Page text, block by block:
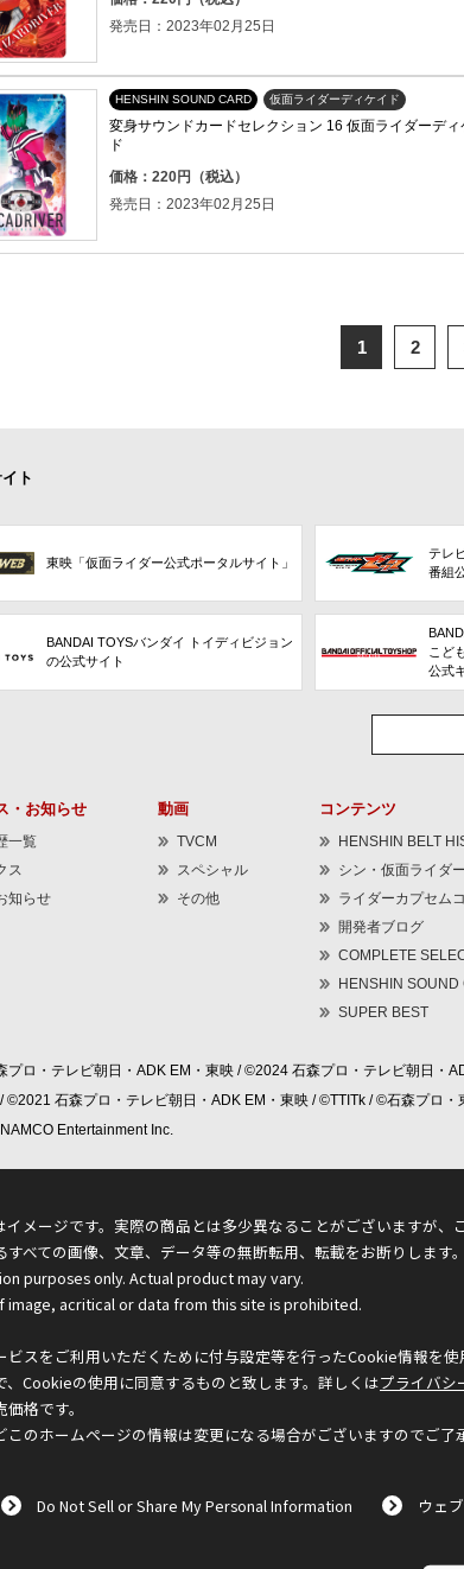
発売日：2023年02月25日
HENSHIN SOUND CARD 仮面ライダーディケイド
変身サウンドカードセレクション 16 仮面ライダーディ
ド
価格：220円（税込）
発売日：2023年02月25日
1 2
ト
東映「仮面ライダー公式ポータルサイト」
テレ
番組
BANDAI TOYSバンダイ トイディビジョン
の公式サイト
こど
公式
・お知らせ
一覧
ス
知らせ
動画
TVCM
スペシャル
その他
コンテンツ
HENSHIN BELT
シン・仮面ライダ
ライダーカプセム
開発者ブログ
COMPLETE
HENSHIN SOUND
SUPER BEST
プロ・テレビ朝日・ADK EM・東映 / ©2024 石森プロ・テレビ朝日・
©2021 石森プロ・テレビ朝日・ADK EM・東映 / ©TTITk / ©石森プロ
Entertainment Inc.
メージです。実際の商品とは多少異なることがございますが、
べての画像、文章、データ等の無断転用、転載をお断りします。
purposes only. Actual product may vary.
acritical or data from this site is prohibited.
スをご利用いただくために付与設定等を行ったCookie情報を使
Cookieの使用に同意するものと致します。詳しくはプライバシ
格です。
のホームページの情報は変更になる場合がございますのでご了
Do Not Sell or Share My Personal Information ウェ